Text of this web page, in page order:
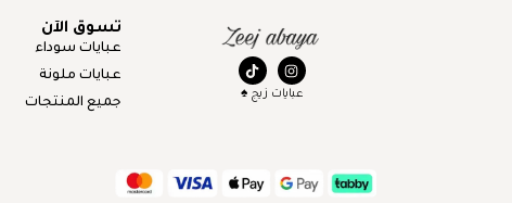
عبايات زيج ♠️
تسوق الآن
عبايات سوداء
عبايات ملونة
جميع المنتجات